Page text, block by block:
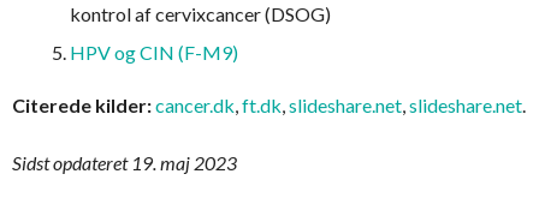
kontrol af cervixcancer (DSOG)
HPV og CIN (F-M9)
Citerede kilder:cancer.dk,ft.dk,slideshare.net,slideshare.net.
Sidst opdateret 19. maj 2023